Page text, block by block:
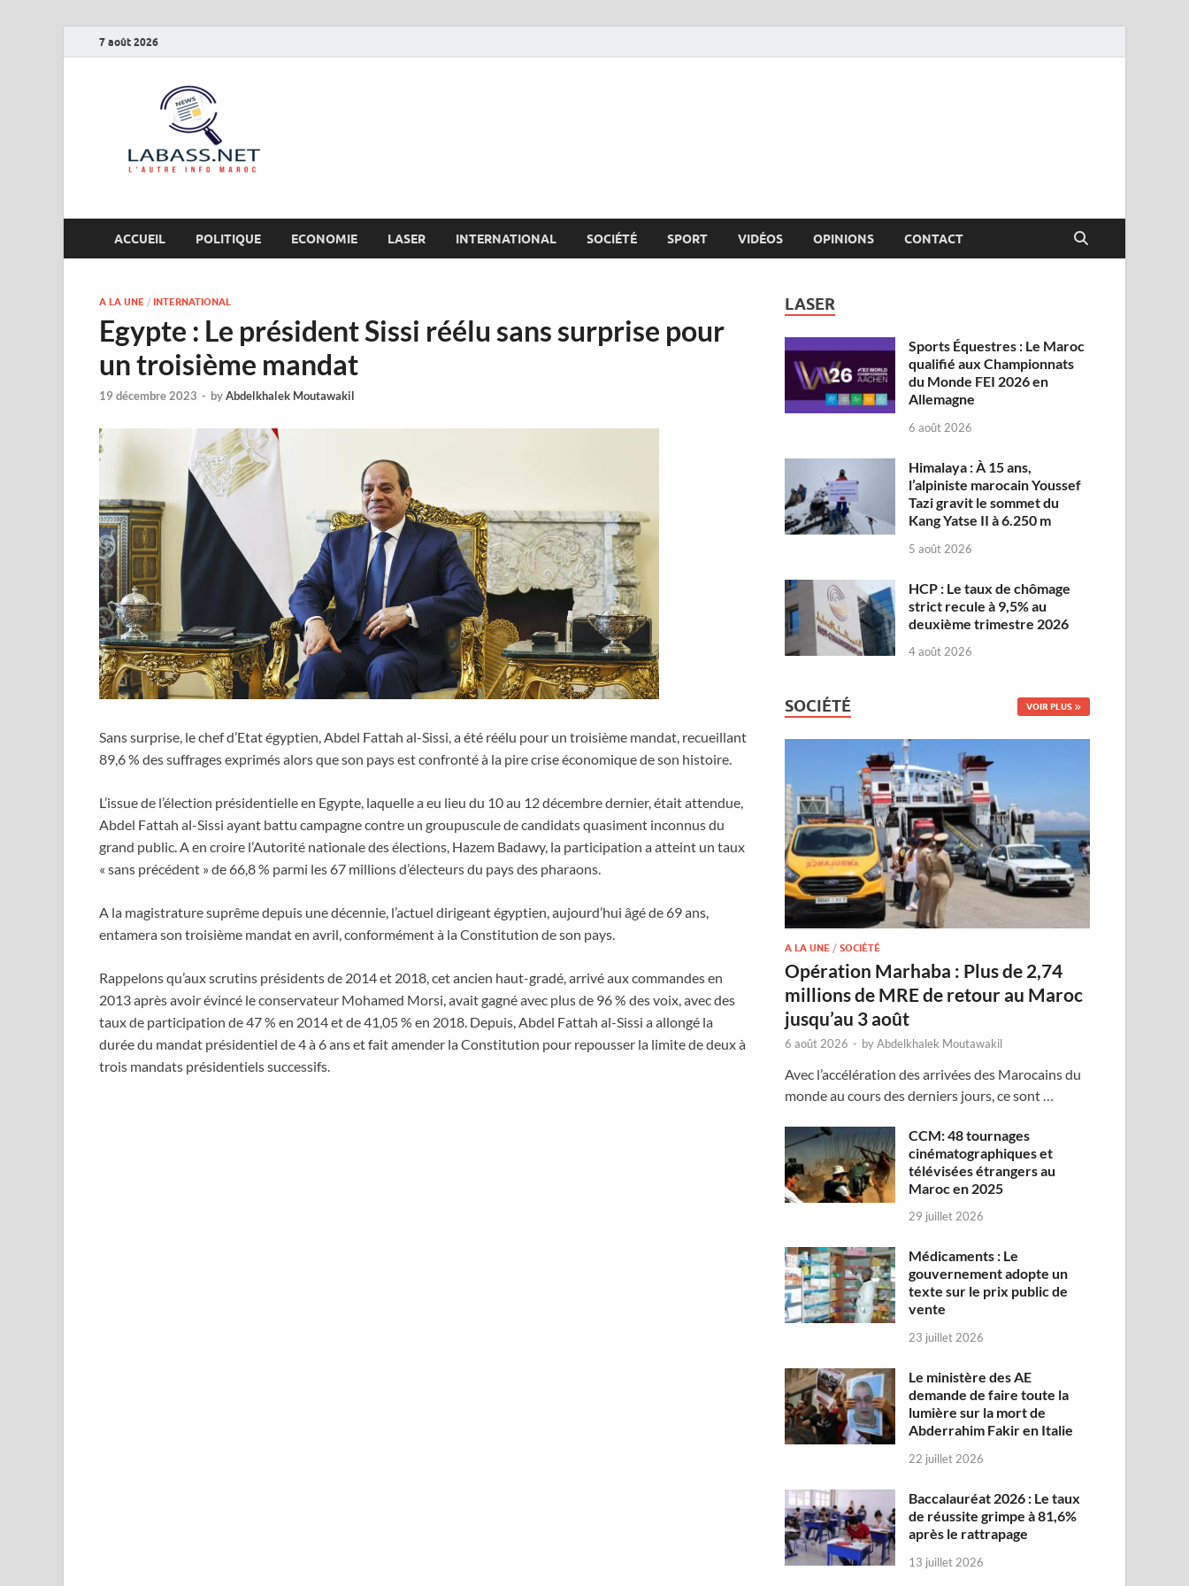
7 août 2026
ACCUEIL POLITIQUE ECONOMIE LASER INTERNATIONAL SOCIÉTÉ SPORT VIDÉOS OPINIONS CONTACT
A LA UNE / INTERNATIONAL
Egypte : Le président Sissi réélu sans surprise pour
un troisième mandat
19 décembre 2023 - byAbdelkhalek Moutawakil
Sans surprise, le chef d’Etat égyptien, Abdel Fattah al-Sissi, a été réélu pour un troisième mandat, recueillant
89,6 % des suffrages exprimés alors que son pays est confronté à la pire crise économique de son histoire.
L’issue de l’élection présidentielle en Egypte, laquelle a eu lieu du 10 au 12 décembre dernier, était attendue,
Abdel Fattah al-Sissi ayant battu campagne contre un groupuscule de candidats quasiment inconnus du
grand public. A en croire l’Autorité nationale des élections, Hazem Badawy, la participation a atteint un taux
« sans précédent » de 66,8 % parmi les 67 millions d’électeurs du pays des pharaons.
A la magistrature suprême depuis une décennie, l’actuel dirigeant égyptien, aujourd’hui âgé de 69 ans,
entamera son troisième mandat en avril, conformément à la Constitution de son pays.
Rappelons qu’aux scrutins présidents de 2014 et 2018, cet ancien haut-gradé, arrivé aux commandes en
2013 après avoir évincé le conservateur Mohamed Morsi, avait gagné avec plus de 96 % des voix, avec des
taux de participation de 47 % en 2014 et de 41,05 % en 2018. Depuis, Abdel Fattah al-Sissi a allongé la
durée du mandat présidentiel de 4 à 6 ans et fait amender la Constitution pour repousser la limite de deux à
trois mandats présidentiels successifs.
LASER
Sports Équestres : Le Maroc
qualifié aux Championnats
du Monde FEI 2026 en
Allemagne
6 août 2026
Himalaya : À 15 ans,
l’alpiniste marocain Youssef
Tazi gravit le sommet du
Kang Yatse II à 6.250 m
5 août 2026
HCP : Le taux de chômage
strict recule à 9,5% au
deuxième trimestre 2026
4 août 2026
SOCIÉTÉ VOIR PLUS
A LA UNE /SOCIÉTÉ
Opération Marhaba : Plus de 2,74
millions de MRE de retour au Maroc
jusqu’au 3 août
6 août 2026 - byAbdelkhalek Moutawakil
Avec l’accélération des arrivées des Marocains du
monde au cours des derniers jours, ce sont …
CCM: 48 tournages
cinématographiques et
télévisées étrangers au
Maroc en 2025
29 juillet 2026
Médicaments : Le
gouvernement adopte un
texte sur le prix public de
vente
23 juillet 2026
Le ministère des AE
demande de faire toute la
lumière sur la mort de
Abderrahim Fakir en Italie
22 juillet 2026
Baccalauréat 2026 : Le taux
de réussite grimpe à 81,6%
après le rattrapage
13 juillet 2026